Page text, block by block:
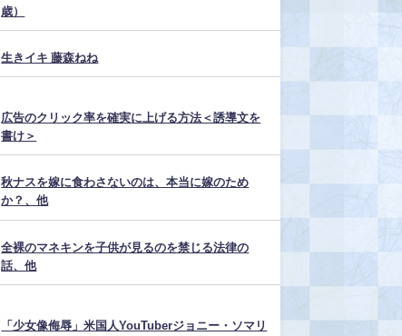
歳）
生きイキ 藤森ねね
広告のクリック率を確実に上げる方法＜誘導文を
書け＞
秋ナスを嫁に食わさないのは、本当に嫁のため
か？、他
全裸のマネキンを子供が見るのを禁じる法律の
話、他
「少女像侮辱」米国人YouTuberジョニー・ソマリ